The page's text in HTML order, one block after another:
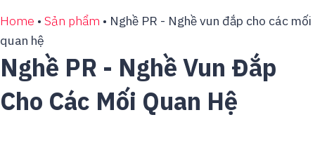
Home • Sản phẩm • Nghề PR - Nghề vun đắp cho các mối
quan hệ
Nghề PR - Nghề Vun Đắp
Cho Các Mối Quan Hệ